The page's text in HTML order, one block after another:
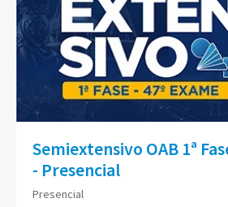
Semiextensivo OAB 1ª
- Presencial
Presencial